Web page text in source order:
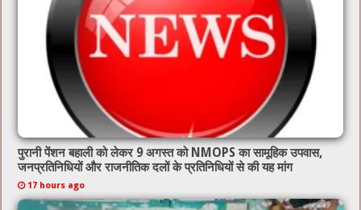
पुरानी पेंशन बहाली को लेकर 9 अगस्त को NMOPS का सामूहिक उपवास,
जनप्रतिनिधियों और राजनीतिक दलों के प्रतिनिधियों से की यह मांग
17 hours ago